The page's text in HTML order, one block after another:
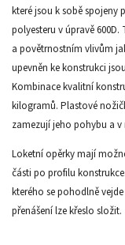
které jsou k sobě
polyesteru v úpravě
a povětrnostním vlivům
upevněn ke konstrukci
Kombinace kvalitní
kilogramů. Plastové
zamezují jeho pohybu a
Loketní opěrky mají
části po profilu
kterého se pohodlně
přenášení lze křeslo složit.